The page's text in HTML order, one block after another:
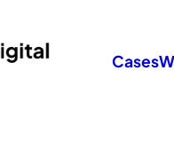
Cases